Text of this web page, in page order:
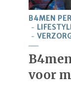
B4MEN
voor